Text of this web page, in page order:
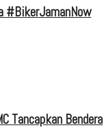
#BikerJamanNow
Tancapkan Bendera